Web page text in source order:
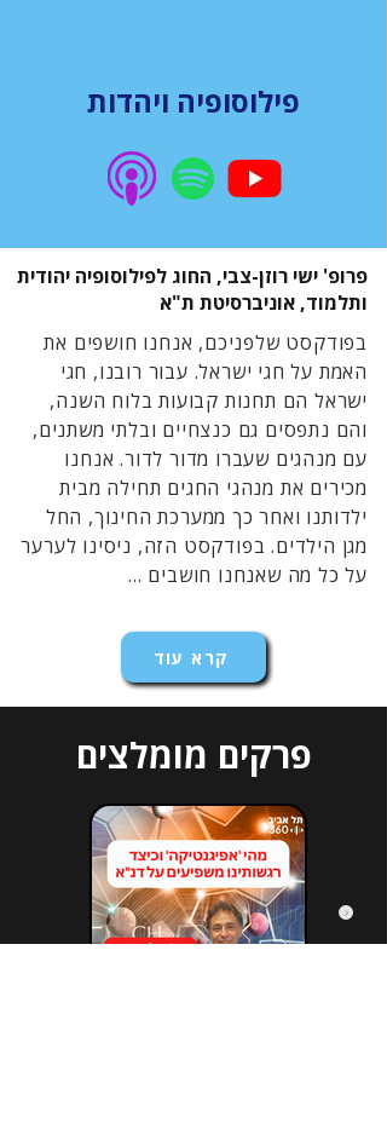
פילוסופיה ויהדות
פרופ' ישי רוזן-צבי, החוג לפילוסופיה יהודית
ותלמוד, אוניברסיטת ת"א
בפודקסט שלפניכם, אנחנו חושפים את
האמת על חגי ישראל. עבור רובנו, חגי
ישראל הם תחנות קבועות בלוח השנה,
והם נתפסים גם כנצחיים ובלתי משתנים,
עם מנהגים שעברו מדור לדור. אנחנו
מכירים את מנהגי החגים תחילה מבית
ילדותנו ואחר כך ממערכת החינוך, החל
מגן הילדים. בפודקסט הזה, ניסינו לערער
על כל מה שאנחנו חושבים ...
קרא עוד
פרקים מומלצים